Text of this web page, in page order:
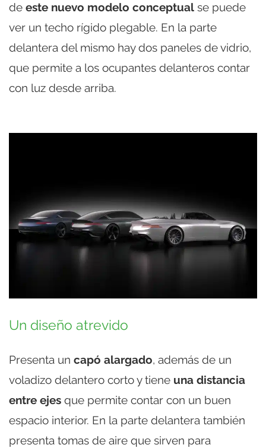
de este nuevo modelo conceptual se puede
ver un techo rígido plegable. En la parte
delantera del mismo hay dos paneles de vidrio,
que permite a los ocupantes delanteros contar
con luz desde arriba.
Un diseño atrevido
Presenta un capó alargado, además de un
voladizo delantero corto y tiene una distancia
entre ejes que permite contar con un buen
espacio interior. En la parte delantera también
presenta tomas de aire que sirven para